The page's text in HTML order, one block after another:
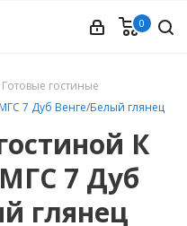
0
Готовые гостиные
7 Дуб Венге/Белый глянец
К
7 Дуб
глянец